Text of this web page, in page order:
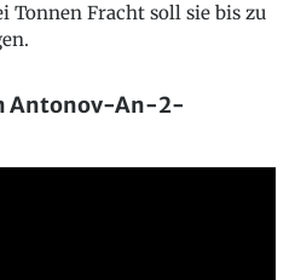
Tonnen Fracht soll sie bis zu
Antonov-An-2-